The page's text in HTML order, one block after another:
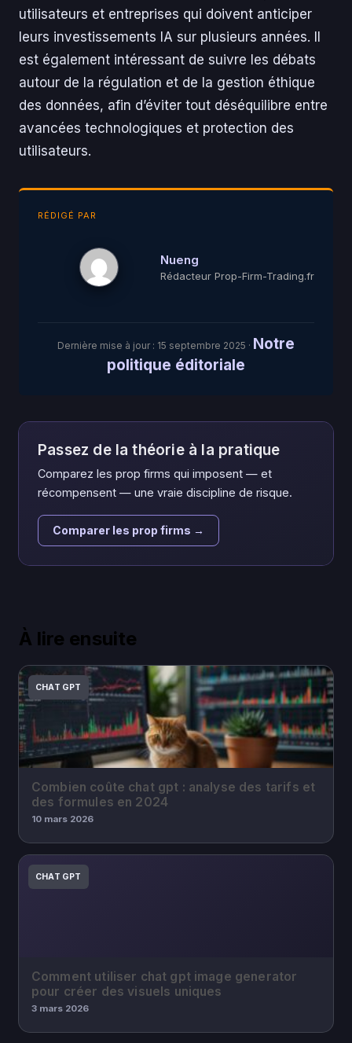
utilisateurs et entreprises qui doivent anticiper
leurs investissements IA sur plusieurs années. Il
est également intéressant de suivre les débats
autour de la régulation et de la gestion éthique
des données, afin d’éviter tout déséquilibre entre
avancées technologiques et protection des
utilisateurs.
RÉDIGÉ PAR
Nueng
Rédacteur Prop-Firm-Trading.fr
Dernière mise à jour : 15 septembre 2025 · Notre
politique éditoriale
Passez de la théorie à la pratique
Comparez les prop firms qui imposent — et
récompensent — une vraie discipline de risque.
Comparer les prop firms →
À lire ensuite
CHAT GPT
Combien coûte chat gpt : analyse des tarifs et
des formules en 2024
10 mars 2026
CHAT GPT
Comment utiliser chat gpt image generator
pour créer des visuels uniques
3 mars 2026